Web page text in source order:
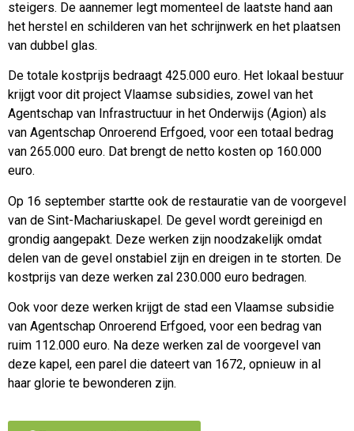
steigers. De aannemer legt momenteel de laatste hand aan
het herstel en schilderen van het schrijnwerk en het plaatsen
van dubbel glas.
De totale kostprijs bedraagt 425.000 euro. Het lokaal bestuur
krijgt voor dit project Vlaamse subsidies, zowel van het
Agentschap van Infrastructuur in het Onderwijs (Agion) als
van Agentschap Onroerend Erfgoed, voor een totaal bedrag
van 265.000 euro. Dat brengt de netto kosten op 160.000
euro.
Op 16 september startte ook de restauratie van de voorgevel
van de Sint-Machariuskapel. De gevel wordt gereinigd en
grondig aangepakt. Deze werken zijn noodzakelijk omdat
delen van de gevel onstabiel zijn en dreigen in te storten. De
kostprijs van deze werken zal 230.000 euro bedragen.
Ook voor deze werken krijgt de stad een Vlaamse subsidie
van Agentschap Onroerend Erfgoed, voor een bedrag van
ruim 112.000 euro. Na deze werken zal de voorgevel van
deze kapel, een parel die dateert van 1672, opnieuw in al
haar glorie te bewonderen zijn.